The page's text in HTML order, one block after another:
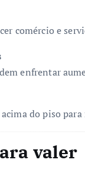
comércio e
enfrentar
do piso
valer